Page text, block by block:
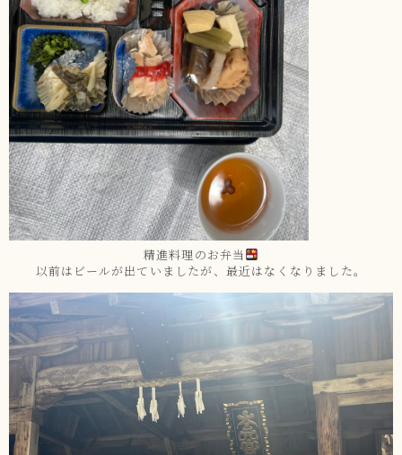
精進料理のお弁当
以前はビールが出ていましたが、最近はなくなりました。